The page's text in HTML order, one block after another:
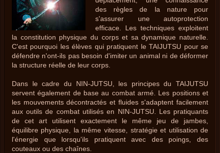
des règles de la nature pour
s'assurer une autoprotection
efficace. Les techniques exploitent
la constitution physique du corps et sa dynamique naturelle.
C'est pourquoi les élèves qui pratiquent le TAIJUTSU pour se
défendre n'ont-ils pas besoin d'imiter un animal ni de déformer
la structure réelle de leur corps.
Dans le cadre du NIN-JUTSU, les principes du TAIJUTSU
servent également de base au combat armé. Les positions et
les mouvements décontractés et fluides s'adaptent facilement
aux outils de combat utilisés en NIN-JUTSU. Les pratiquants
de cet art utilisent exactement le même jeu de jambes,
équilibre physique, la même vitesse, stratégie et utilisation de
l'énergie que lorsqu'ils pratiquent avec des poings, des
couteaux ou des chaînes.